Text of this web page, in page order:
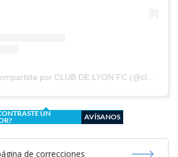
Una publicación compartida por CLUB DE LYON FC (@clubdelyonfc)
UN
AVÍSANOS
de correcciones